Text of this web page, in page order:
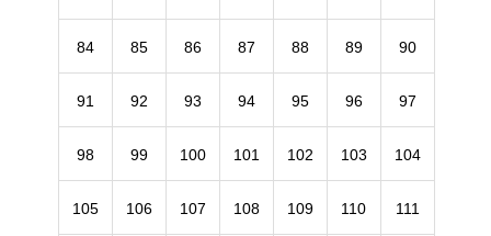
84 85 86 87 88 89 90
91 92 93 94 95 96 97
98 99 100 101 102 103 104
105 106 107 108 109 110 111